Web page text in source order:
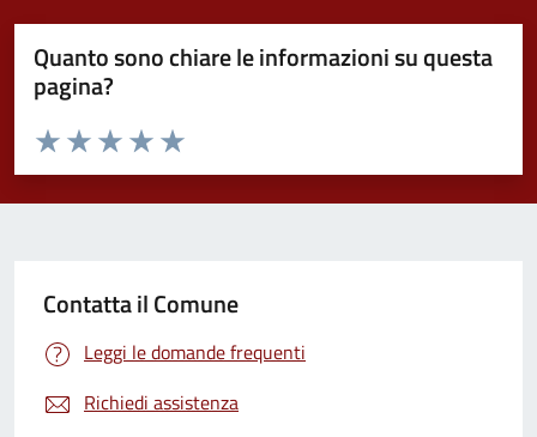
Quanto sono chiare le informazioni su questa
pagina?
Valuta da 1 a 5 stelle la pagina
Valuta 5 stelle su 5
Valuta 4 stelle su 5
Valuta 3 stelle su 5
Valuta 2 stelle su 5
Valuta 1 stelle su 5
Contatta il Comune
Leggi le domande frequenti
Richiedi assistenza